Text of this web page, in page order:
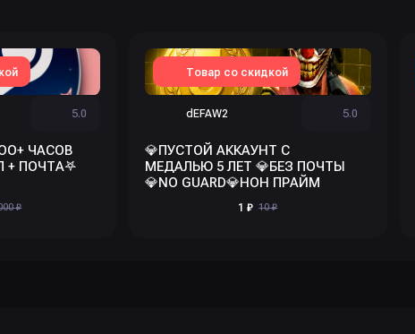
5.0
ЧАСОВ
+ ПОЧТА𖤐
₽
Товар со скидкой
dEFAW2 5.0
💎ПУСТОЙ АККАУНТ С
МЕДАЛЬЮ 5 ЛЕТ 💎БЕЗ ПОЧТЫ
💎NO GUARD💎НОН ПРАЙМ
1 ₽ 10 ₽